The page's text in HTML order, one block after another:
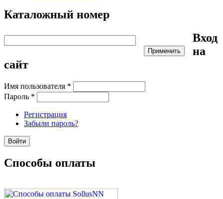
Каталожный номер
Вход
на
сайт
Имя пользователя *
Пароль *
Регистрация
Забыли пароль?
Способы оплаты